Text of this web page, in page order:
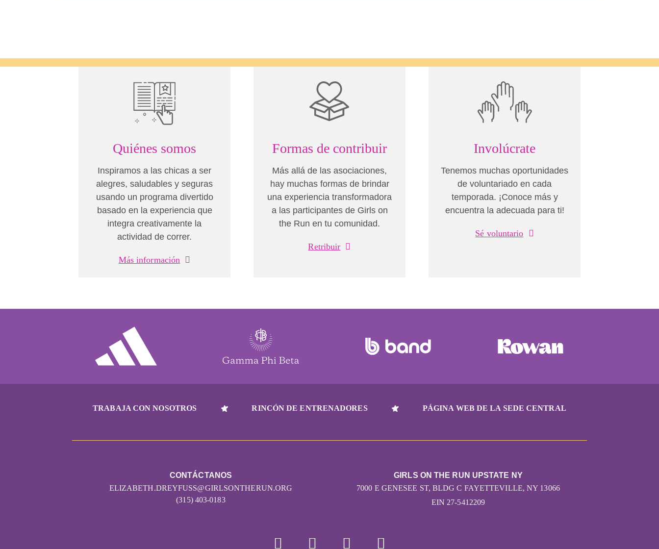
Quiénes somos
Inspiramos a las chicas a ser
alegres, saludables y seguras
usando un programa divertido
basado en la experiencia que
integra creativamente la
actividad de correr.
Más información
Formas de contribuir
Más allá de las asociaciones,
hay muchas formas de brindar
una experiencia transformadora
a las participantes de Girls on
the Run en tu comunidad.
Retribuir
Involúcrate
Tenemos muchas oportunidades
de voluntariado en cada
temporada. ¡Conoce más y
encuentra la adecuada para ti!
Sé voluntario
TRABAJA CON NOSOTROS RINCÓN DE ENTRENADORES PÁGINA WEB DE LA SEDE CENTRAL
CONTÁCTANOS
ELIZABETH.DREYFUSS@GIRLSONTHERUN.ORG
(315) 403-0183
GIRLS ON THE RUN UPSTATE NY
7000 E GENESEE ST, BLDG C FAYETTEVILLE, NY 13066
EIN 27-5412209